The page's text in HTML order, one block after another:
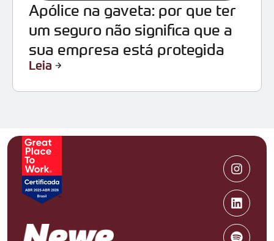
Apólice na gaveta: por que ter
um seguro não significa que a
sua empresa está protegida
Leia